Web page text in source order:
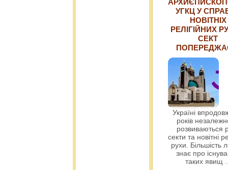
УГКЦ У
НОВІТНІХ
РЕЛІГІЙНИХ
СЕКТ
Україні
років
розвиваються
секти та новітні
рухи. Більшість
знає про
таких явищ